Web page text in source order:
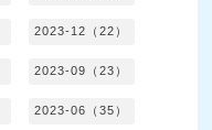
2023-12（22）
2023-09（23）
2023-06（35）